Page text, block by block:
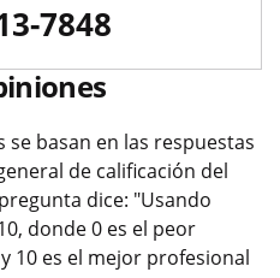
7848
se basan en las respuestas
de calificación del
dice: "Usando
donde 0 es el peor
10 es el mejor profesional